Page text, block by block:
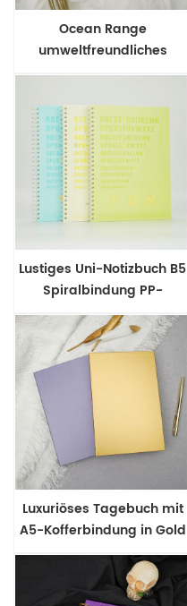
Ocean Range
umweltfreundliches
Notizbuch mit
Lustiges Uni-Notizbuch B5
Spiralbindung PP-
Notizbuch
Luxuriöses Tagebuch mit
A5-Kofferbindung in Gold
und Silber